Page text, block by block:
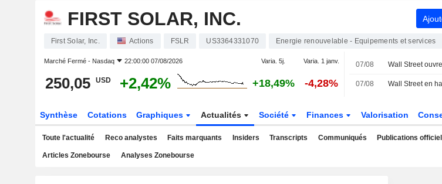
FIRST SOLAR, INC.
First Solar, Inc. Actions FSLR US3364331070 Energie renouvelable - Equipements et services
Marché Fermé - Nasdaq 22:00:00 07/08/2026 Varia. 5j. Varia. 1 janv.
250,05 USD +2,42% +18,49% -4,28%
07/08
07/08
Synthèse Cotations Graphiques Actualités Société Finances Valorisation
Toute l'actualité Reco analystes Faits marquants Insiders Transcripts Communiqués Publications
Articles Zonebourse Analyses Zonebourse